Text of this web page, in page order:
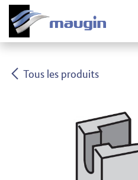
Se rendre au contenu
Tous les produits